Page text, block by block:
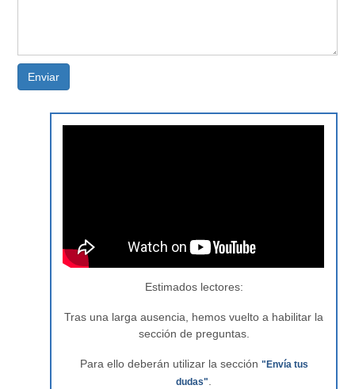
Enviar
Estimados lectores:
Tras una larga ausencia, hemos vuelto a habilitar la
sección de preguntas.
Para ello deberán utilizar la sección "Envía tus
dudas".